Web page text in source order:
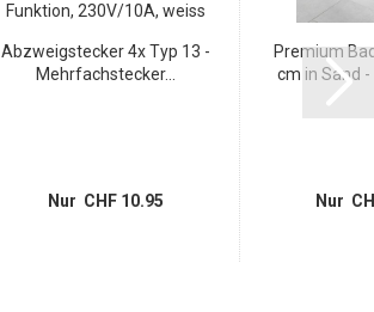
Abzweigstecker 4x Typ 13 -
Mehrfachstecker...
Nur CHF 10.95
Premium
cm in Sand -
Nur